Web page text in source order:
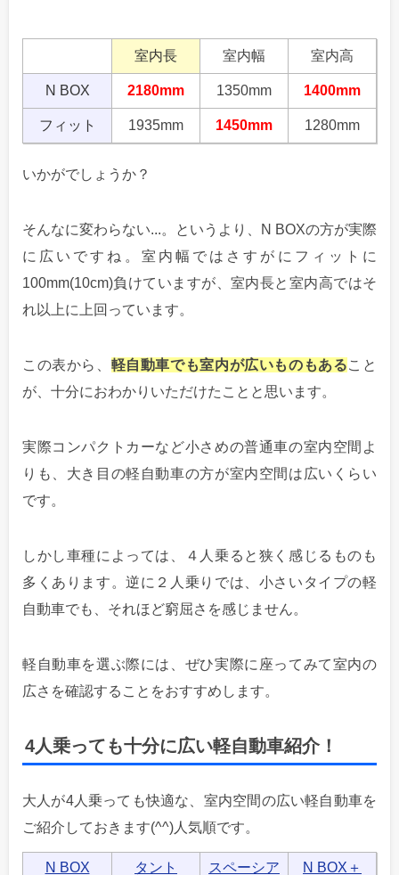
室内長 室内幅 室内高
N BOX 2180mm 1350mm 1400mm
フィット 1935mm 1450mm 1280mm
いかがでしょうか？
そんなに変わらない...。というより、N BOXの方が実際
に広いですね。室内幅ではさすがにフィットに
100mm(10cm)負けていますが、室内長と室内高ではそ
れ以上に上回っています。
この表から、 軽自動車でも室内が広いものもあること
が、十分におわかりいただけたことと思います。
実際コンパクトカーなど小さめの普通車の室内空間よ
りも、大き目の軽自動車の方が室内空間は広いくらい
です。
しかし車種によっては、４人乗ると狭く感じるものも
多くあります。逆に２人乗りでは、小さいタイプの軽
自動車でも、それほど窮屈さを感じません。
軽自動車を選ぶ際には、ぜひ実際に座ってみて室内の
広さを確認することをおすすめします。
4人乗っても十分に広い軽自動車紹介！
大人が4人乗っても快適な、室内空間の広い軽自動車を
ご紹介しておきます(^^)人気順です。
N BOX タント スペーシア N BOX＋